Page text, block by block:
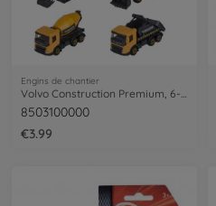
Engins de chantier
Volvo Construction Premium, 6-asst.
8503100000
€3.99